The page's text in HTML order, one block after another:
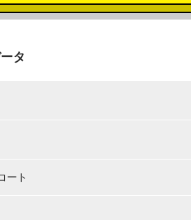
タ
ート